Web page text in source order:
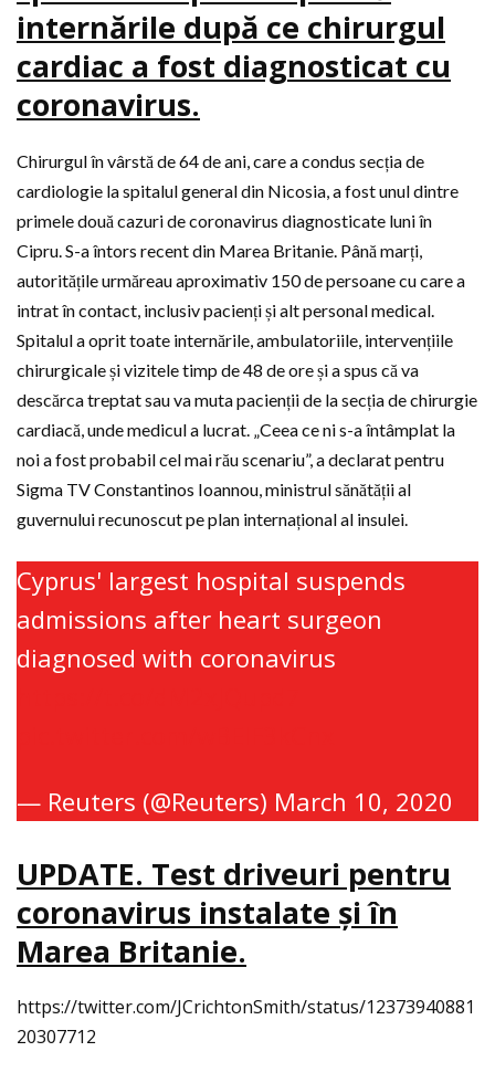
internările după ce chirurgul
cardiac a fost diagnosticat cu
coronavirus.
Chirurgul în vârstă de 64 de ani, care a condus secția de
cardiologie la spitalul general din Nicosia, a fost unul dintre
primele două cazuri de coronavirus diagnosticate luni în
Cipru. S-a întors recent din Marea Britanie. Până marți,
autoritățile urmăreau aproximativ 150 de persoane cu care a
intrat în contact, inclusiv pacienți și alt personal medical.
Spitalul a oprit toate internările, ambulatoriile, intervențiile
chirurgicale și vizitele timp de 48 de ore și a spus că va
descărca treptat sau va muta pacienții de la secția de chirurgie
cardiacă, unde medicul a lucrat. „Ceea ce ni s-a întâmplat la
noi a fost probabil cel mai rău scenariu”, a declarat pentru
Sigma TV Constantinos Ioannou, ministrul sănătății al
guvernului recunoscut pe plan internațional al insulei.
Cyprus' largest hospital suspends
admissions after heart surgeon
diagnosed with coronavirus
— Reuters (@Reuters) March 10, 2020
UPDATE. Test driveuri pentru
coronavirus instalate şi în
Marea Britanie.
https://twitter.com/JCrichtonSmith/status/12373940881
20307712